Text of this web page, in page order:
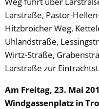
Larstraße, Pastor-
Hitzbroicher Weg,
Uhlandstraße,
Wirtz-Straße,
Larstraße zur
Am Freitag, 23. Mai
Windgassenplatz in